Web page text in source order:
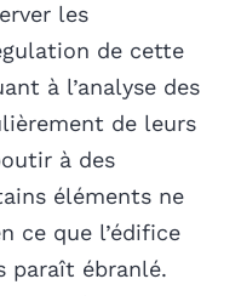
les
de cette
à l’analyse des
de leurs
à des
éléments ne
ce que l’édifice
paraît ébranlé.